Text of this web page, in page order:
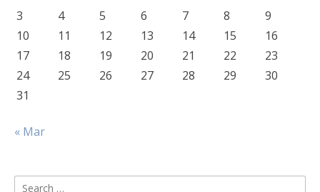
3
4 5 6 7 8
9
10
11 12 13 14 15
16
17
18 19 20 21 22
23
24
25 26 27 28 29
30
31
« Mar
Search